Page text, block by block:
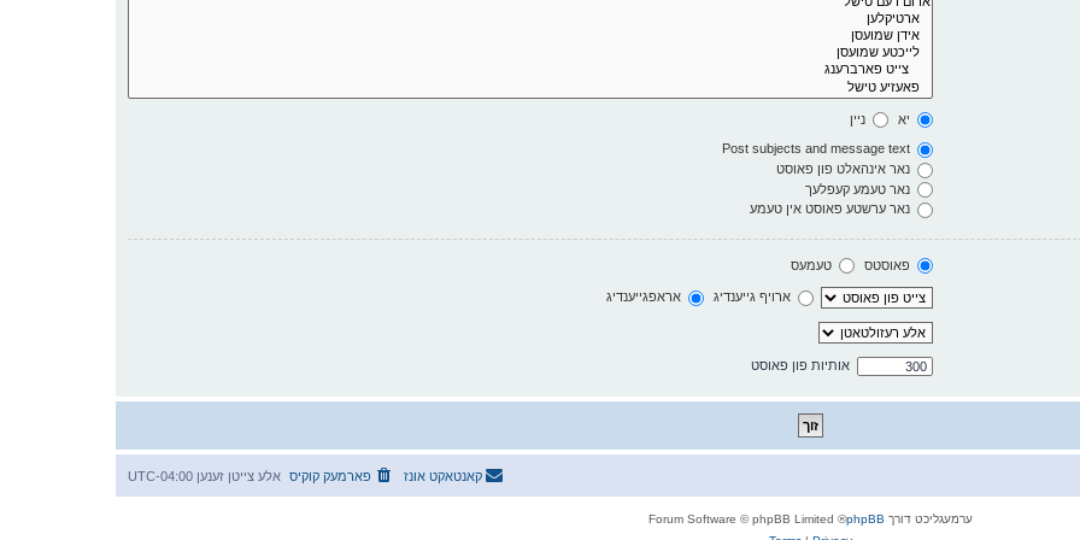
יא ניין
Post subjects and message text
נאר אינהאלט פון פאוסט
נאר טעמע קעפלעך
נאר ערשטע פאוסט אין טעמע
פאוסטס טעמעס
ארויף גייענדיג אראפגייענדיג
אותיות פון פאוסט
אלע צייטן זענען UTC-04:00 פארמעק קוקיס קאנטאקט אונז
ערמעגליכט דורך phpBB
® Forum Software © phpBB Limited